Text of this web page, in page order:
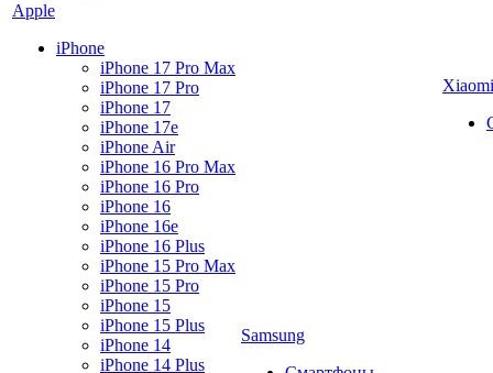
Apple
iPhone
iPhone 17 Pro Max
iPhone 17 Pro
iPhone 17
iPhone 17e
iPhone Air
iPhone 16 Pro Max
iPhone 16 Pro
iPhone 16
iPhone 16e
iPhone 16 Plus
iPhone 15 Pro Max
iPhone 15 Pro
iPhone 15
iPhone 15 Plus
iPhone 14
iPhone 14 Plus
Samsung
Xiaomi